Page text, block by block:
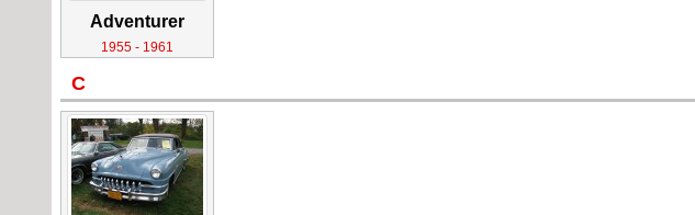
Adventurer
1955 - 1961
C